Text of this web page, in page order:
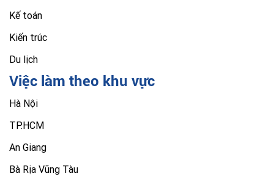
Kế toán
Kiến trúc
Du lịch
Việc làm theo khu vực
Hà Nội
TP.HCM
An Giang
Bà Rịa Vũng Tàu